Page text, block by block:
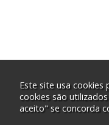
Este site usa cookies
cookies são
aceito" se concorda